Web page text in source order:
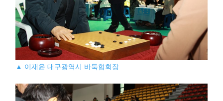
▲ 이재윤 대구광역시 바둑협회장